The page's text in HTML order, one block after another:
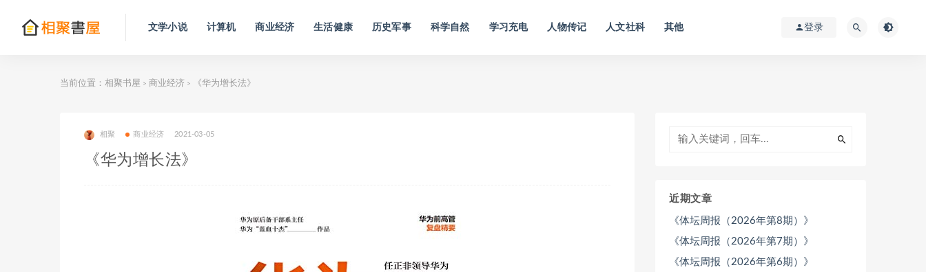
文学小说 计算机 商业经济 生活健康 历史军事 科学自然 学习充电 人物传记 人文社科 其他 登录
当前位置： 相聚书屋 > 商业经济 > 《华为增长法》
相聚 商业经济 2021-03-05
《华为增长法》
近期文章
《体坛周报（2026年第8期）》
《体坛周报（2026年第7期）》
《体坛周报（2026年第6期）》